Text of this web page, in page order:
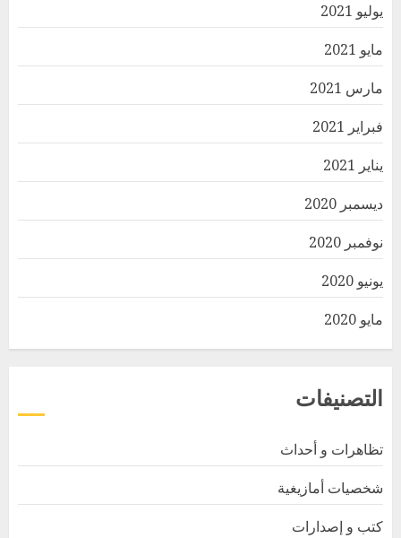
يوليو 2021
مايو 2021
مارس 2021
فبراير 2021
يناير 2021
ديسمبر 2020
نوفمبر 2020
يونيو 2020
مايو 2020
التصنيفات
تظاهرات و أحداث
شخصيات أمازيغية
كتب و إصدارات